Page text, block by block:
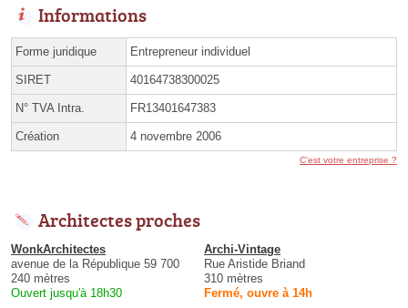
Informations
Forme juridique Entrepreneur individuel
SIRET 40164738300025
N° TVA Intra. FR13401647383
Création 4 novembre 2006
C'est votre entreprise ?
Architectes proches
WonkArchitectes
avenue de la République 59 700
240 mètres
Ouvert jusqu'à 18h30
Archi-Vintage
Rue Aristide Briand
310 mètres
Fermé, ouvre à 14h